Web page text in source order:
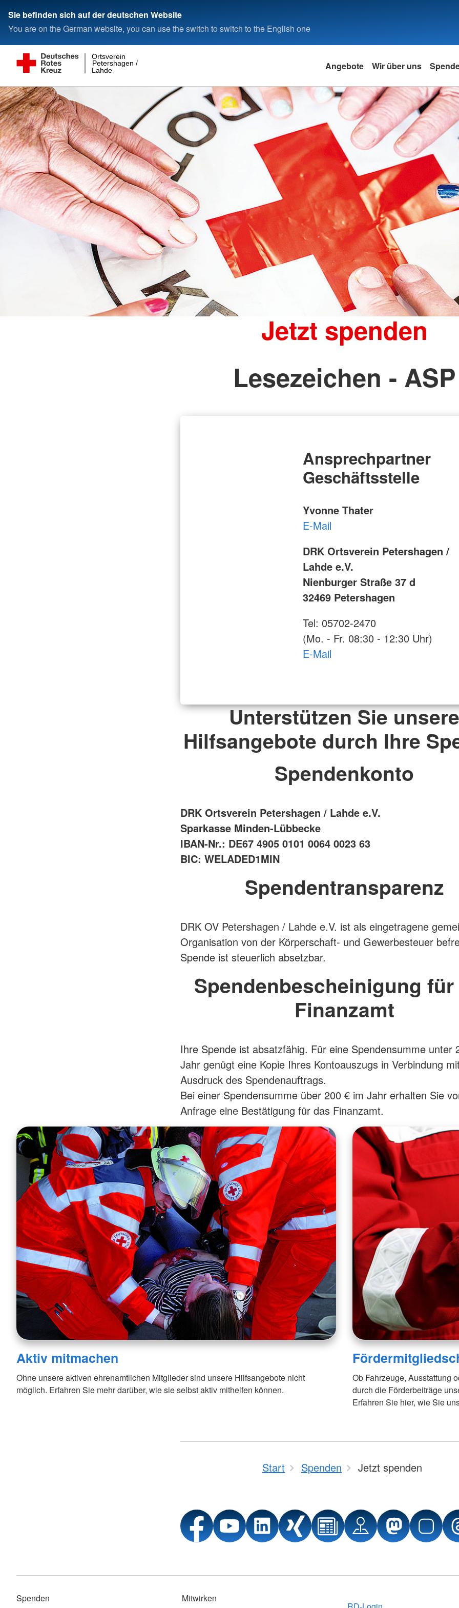
Sie befinden sich auf der deutschen Website
You are on the German website, you can use the switch to switch to the English one
Lahde
Petershagen /
Ortsverein
Angebote Wir über uns
Jetzt spenden
Lesezeichen - ASP
Ansprechpartner
Geschäftsstelle
Yvonne Thater
E-Mail
DRK Ortsverein Petershagen /
Lahde e.V.
Nienburger Straße 37 d
32469 Petershagen
Tel: 05702-2470
(Mo. - Fr. 08:30 - 12:30 Uhr)
E-Mail
Unterstützen Sie unsere
Hilfsangebote durch Ihre
Spendenkonto
DRK Ortsverein Petershagen / Lahde e.V.
Sparkasse Minden-Lübbecke
IBAN-Nr.: DE67 4905 0101 0064 0023 63
BIC: WELADED1MIN
Spendentransparenz
DRK OV Petershagen / Lahde e.V. ist als eingetragene
Organisation von der Körperschaft- und Gewerbesteuer
Spende ist steuerlich absetzbar.
Spendenbescheinigung
Finanzamt
Ihre Spende ist absatzfähig. Für eine Spendensumme unter
Jahr genügt eine Kopie Ihres Kontoauszugs in Verbindung
Ausdruck des Spendenauftrags.
Bei einer Spendensumme über 200 € im Jahr erhalten Sie
Anfrage eine Bestätigung für das Finanzamt.
Aktiv mitmachen
Ohne unsere aktiven ehrenamtlichen Mitglieder sind unsere Hilfsangebote nicht
möglich. Erfahren Sie mehr darüber, wie sie selbst aktiv mithelfen können.
Ob Fahrzeuge, Ausstattung
durch die Förderbeiträge
Erfahren Sie hier, wie Sie
Start Spenden Jetzt spenden
Spenden Mitwirken